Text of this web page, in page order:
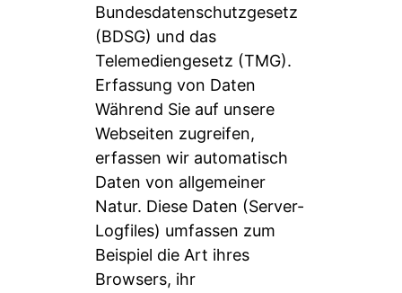
Bundesdatenschutzgesetz
(BDSG) und das
Telemediengesetz (TMG).
Erfassung von Daten
Während Sie auf unsere
Webseiten zugreifen,
erfassen wir automatisch
Daten von allgemeiner
Natur. Diese Daten (Server-
Logfiles) umfassen zum
Beispiel die Art ihres
Browsers, ihr